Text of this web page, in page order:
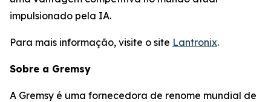
impulsionado pela IA.
Para mais informação, visite o site Lantronix.
Sobre a Gremsy
A Gremsy é uma fornecedora de renome mundial de